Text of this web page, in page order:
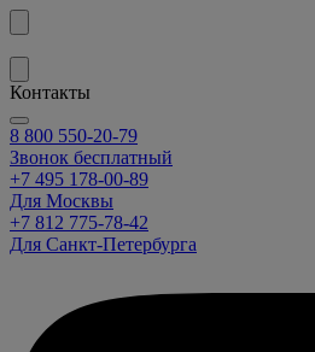
Контакты
8 800 550-20-79
Звонок бесплатный
+7 495 178-00-89
Для Москвы
+7 812 775-78-42
Для Санкт-Петербурга